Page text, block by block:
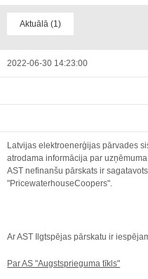
Aktuālā (1)
2022-06-30 14:23:00
Latvijas elektroenerģijas pārvades
atrodama informācija par
AST nefinanšu pārskats ir
"PricewaterhouseCoopers".
Ar AST Ilgtspējas pārskatu ir
Par AS "Augstsprieguma tīkls"